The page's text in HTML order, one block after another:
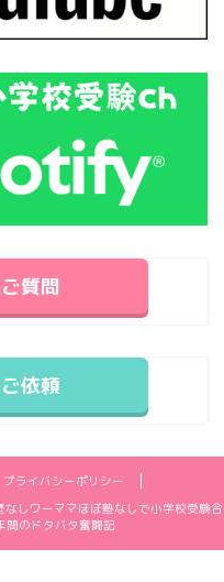
質問
依頼
プライバシーポリシー
しワーママほぼ塾なしで小学校受験合
間のドタバタ奮闘記